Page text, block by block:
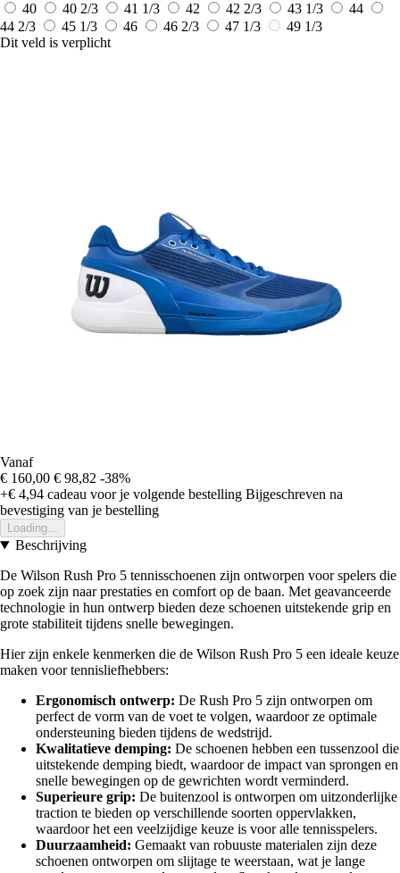
40
40 2/3 41 1/3 42 42 2/3 43 1/3
44
44 2/3
45 1/3 46 46 2/3 47 1/3
49 1/3
Dit veld is verplicht
Vanaf
€ 160,00 € 98,82 -38%
+€ 4,94 cadeau voor je volgende bestelling Bijgeschreven na
bevestiging van je bestelling
Loading...
Beschrijving
De Wilson Rush Pro 5 tennisschoenen zijn ontworpen voor spelers die
op zoek zijn naar prestaties en comfort op de baan. Met geavanceerde
technologie in hun ontwerp bieden deze schoenen uitstekende grip en
grote stabiliteit tijdens snelle bewegingen.
Hier zijn enkele kenmerken die de Wilson Rush Pro 5 een ideale keuze
maken voor tennisliefhebbers:
Ergonomisch ontwerp: De Rush Pro 5 zijn ontworpen om
perfect de vorm van de voet te volgen, waardoor ze optimale
ondersteuning bieden tijdens de wedstrijd.
Kwalitatieve demping: De schoenen hebben een tussenzool die
uitstekende demping biedt, waardoor de impact van sprongen en
snelle bewegingen op de gewrichten wordt verminderd.
Superieure grip: De buitenzool is ontworpen om uitzonderlijke
traction te bieden op verschillende soorten oppervlakken,
waardoor het een veelzijdige keuze is voor alle tennisspelers.
Duurzaamheid: Gemaakt van robuuste materialen zijn deze
schoenen ontworpen om slijtage te weerstaan, wat je lange